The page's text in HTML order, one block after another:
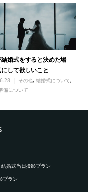
結婚式をすると決めた場
して欲しいこと
その他,結婚式について,
備について
結婚式当日撮影プラン
プラン